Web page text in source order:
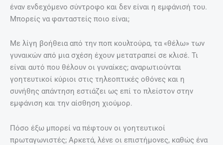
έναν ενδεχόμενο σύντροφο και δεν είναι η εμφάνισή του.
Μπορείς να φανταστείς ποιο είναι;
Με λίγη βοήθεια από την ποπ κουλτούρα, τα «θέλω» των
γυναικών από μια σχέση έχουν μετατραπεί σε κλισέ. Τι
είναι αυτό που θέλουν οι γυναίκες; αναρωτιούνται
γοητευτικοί κύριοι στις τηλεοπτικές οθόνες και η
συνήθης απάντηση εστιάζει ως επί το πλείστον στην
εμφάνιση και την αίσθηση χιούμορ.
Πόσο έξω μπορεί να πέφτουν οι γοητευτικοί
πρωταγωνιστές; Αρκετά, λένε οι επιστήμονες, καθώς ένα